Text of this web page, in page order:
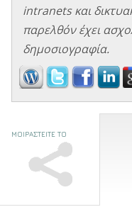
intranets και
παρελθόν έχει
δημοσιογραφία.
ΜΟΙΡΑΣΤΕΙΤΕ ΤΟ